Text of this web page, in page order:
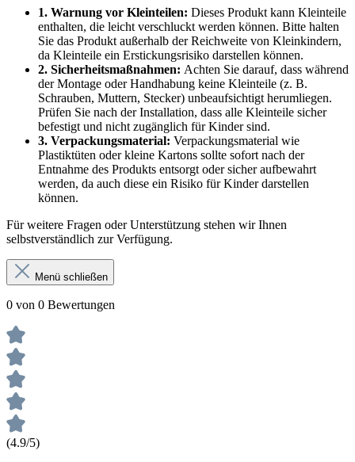
1. Warnung vor Kleinteilen: Dieses Produkt kann Kleinteile
enthalten, die leicht verschluckt werden können. Bitte halten
Sie das Produkt außerhalb der Reichweite von Kleinkindern,
da Kleinteile ein Erstickungsrisiko darstellen können.
2. Sicherheitsmaßnahmen: Achten Sie darauf, dass während
der Montage oder Handhabung keine Kleinteile (z. B.
Schrauben, Muttern, Stecker) unbeaufsichtigt herumliegen.
Prüfen Sie nach der Installation, dass alle Kleinteile sicher
befestigt und nicht zugänglich für Kinder sind.
3. Verpackungsmaterial: Verpackungsmaterial wie
Plastiktüten oder kleine Kartons sollte sofort nach der
Entnahme des Produkts entsorgt oder sicher aufbewahrt
werden, da auch diese ein Risiko für Kinder darstellen
können.
Für weitere Fragen oder Unterstützung stehen wir Ihnen
selbstverständlich zur Verfügung.
Menü schließen
0 von 0 Bewertungen
(4.9/5)